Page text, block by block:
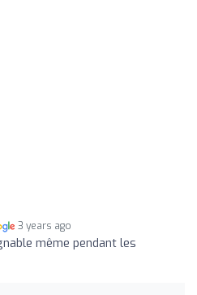
3 years ago
même pendant les